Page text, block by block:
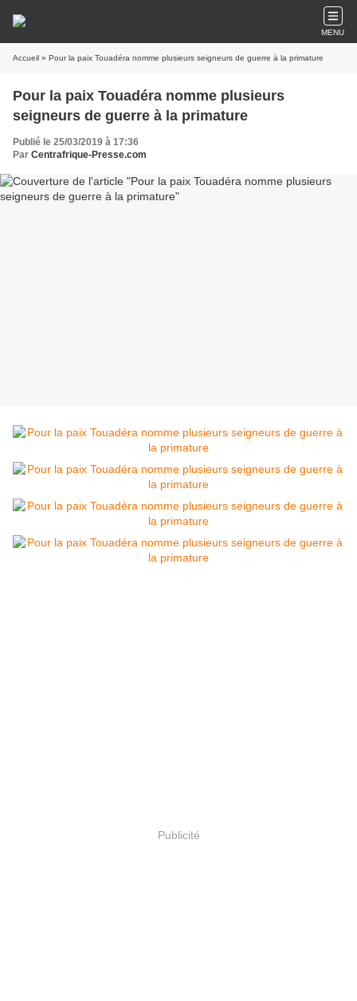
MENU
Accueil » Pour la paix Touadéra nomme plusieurs seigneurs de guerre à la primature
Pour la paix Touadéra nomme plusieurs
seigneurs de guerre à la primature
Publié le 25/03/2019 à 17:36
Par Centrafrique-Presse.com
Publicité